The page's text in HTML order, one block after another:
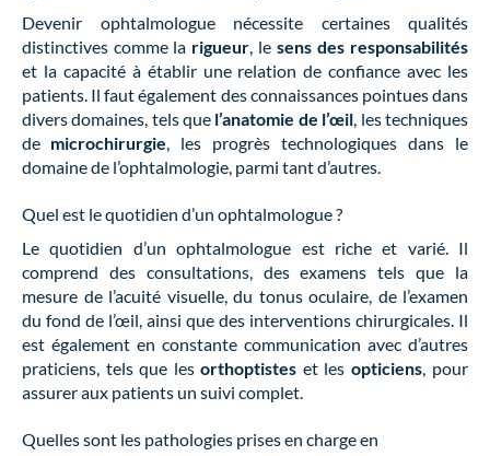
Devenir ophtalmologue nécessite certaines qualités
distinctives comme la rigueur , le sens des responsabilités
et la capacité à établir une relation de confiance avec les
patients. Il faut également des connaissances pointues dans
divers domaines, tels que l’anatomie de l’œil , les techniques
de microchirurgie , les progrès technologiques dans le
domaine de l’ophtalmologie, parmi tant d’autres.
Quel est le quotidien d’un ophtalmologue ?
Le quotidien d’un ophtalmologue est riche et varié. Il
comprend des consultations, des examens tels que la
mesure de l’acuité visuelle, du tonus oculaire, de l’examen
du fond de l’œil, ainsi que des interventions chirurgicales. Il
est également en constante communication avec d’autres
praticiens, tels que les orthoptistes et les opticiens , pour
assurer aux patients un suivi complet.
Quelles sont les pathologies prises en charge en